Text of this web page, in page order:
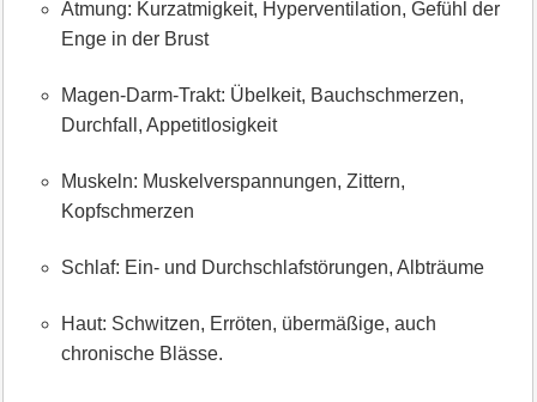
Atmung: Kurzatmigkeit, Hyperventilation, Gefühl der
Enge in der Brust
Magen-Darm-Trakt: Übelkeit, Bauchschmerzen,
Durchfall, Appetitlosigkeit
Muskeln: Muskelverspannungen, Zittern,
Kopfschmerzen
Schlaf: Ein- und Durchschlafstörungen, Albträume
Haut: Schwitzen, Erröten, übermäßige, auch
chronische Blässe.